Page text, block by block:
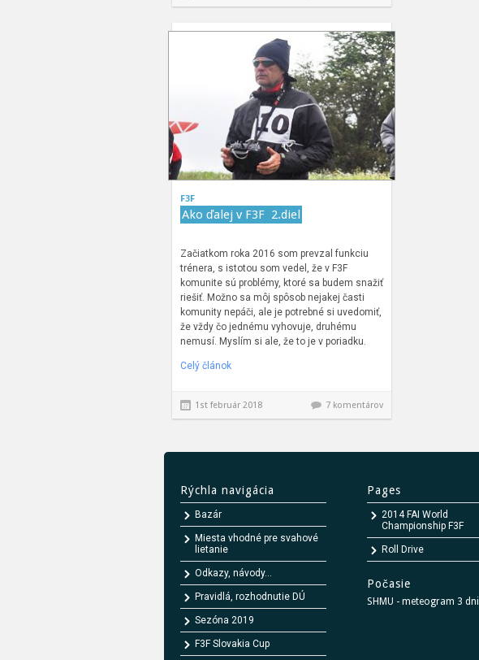
F3F
Ako ďalej v F3F 2.diel
Začiatkom roka 2016 som prevzal funkciu
trénera, s istotou som vedel, že v F3F
komunite sú problémy, ktoré sa budem snažiť
riešiť. Možno sa môj spôsob nejakej časti
komunity nepáči, ale je potrebné si uvedomiť,
že vždy čo jednému vyhovuje, druhému
nemusí. Myslím si ale, že to je v poriadku.
Celý článok
1st február 2018 7 komentárov
Rýchla navigácia
Bazár
Miesta vhodné pre svahové
lietanie
Odkazy, návody...
Pravidlá, rozhodnutie DÚ
Sezóna 2019
F3F Slovakia Cup
Pages
2014 FAI World
Championship F3F
Roll Drive
Počasie
SHMU - meteogram 3 dni